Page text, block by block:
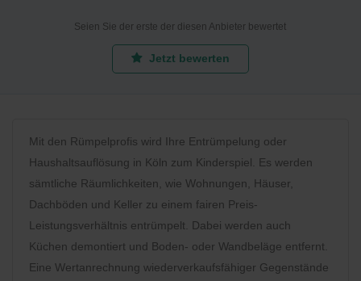
Seien Sie der erste der diesen Anbieter bewertet
Jetzt bewerten
Mit den Rümpelprofis wird Ihre Entrümpelung oder
Haushaltsauflösung in Köln zum Kinderspiel. Es werden
sämtliche Räumlichkeiten, wie Wohnungen, Häuser,
Dachböden und Keller zu einem fairen Preis-
Leistungsverhältnis entrümpelt. Dabei werden auch
Küchen demontiert und Boden- oder Wandbeläge entfernt.
Eine Wertanrechnung wiederverkaufsfähiger Gegenstände